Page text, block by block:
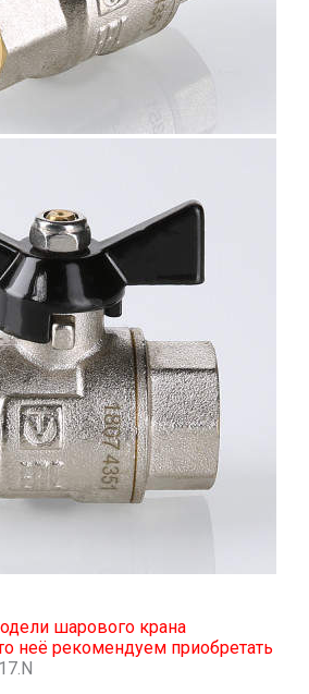
шарового крана
неё рекомендуем приобретать